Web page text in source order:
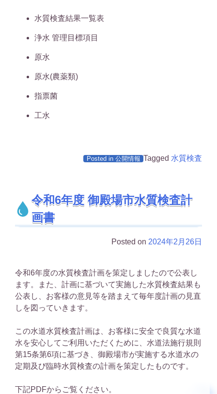
水質検査結果一覧表
浄水 管理目標項目
原水
原水(農薬類)
指票菌
工水
Posted in 公開情報 Tagged 水質検査
令和6年度 御殿場市水質検査計
画書
Posted on 2024年2月26日
令和6年度の水質検査計画を策定しましたので公表し
ます。また、計画に基づいて実施した水質検査結果も
公表し、お客様の意見等を踏まえて毎年度計画の見直
しを図っていきます。
この水道水質検査計画は、お客様に安全で良質な水道
水を安心してご利用いただくために、水道法施行規則
第15条第6項に基づき、御殿場市が実施する水道水の
定期及び臨時水質検査の計画を策定したものです。
下記PDFからご覧ください。